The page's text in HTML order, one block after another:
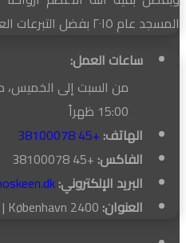
المسجد عام ٢٠١٥ بفضل التبرعات العامة.
ساعات العمل:
15:00 ظهراً
الهاتف: +45 38100078
الفاكس: +45 38100078
البريد الإلكتروني:
العنوان: